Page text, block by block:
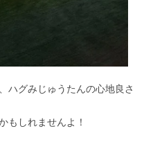
ハグみじゅうたんの心地良さ
もしれませんよ！